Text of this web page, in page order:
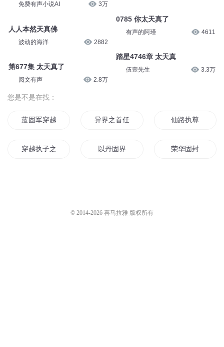
免费有声小说AI 3万
人人本然天真佛
波动的海洋 2882
第677集 太天真了
阅文有声 2.8万
0785 你太天真了
有声的阿瑾 4611
踏星4746章 太天真
伍壹先生 3.3万
您是不是在找：
蓝固军穿越东汉末年 异界之首任固执大师 仙路执尊
穿越执子之手 以丹固界 荣华固封
© 2014-2026 喜马拉雅 版权所有